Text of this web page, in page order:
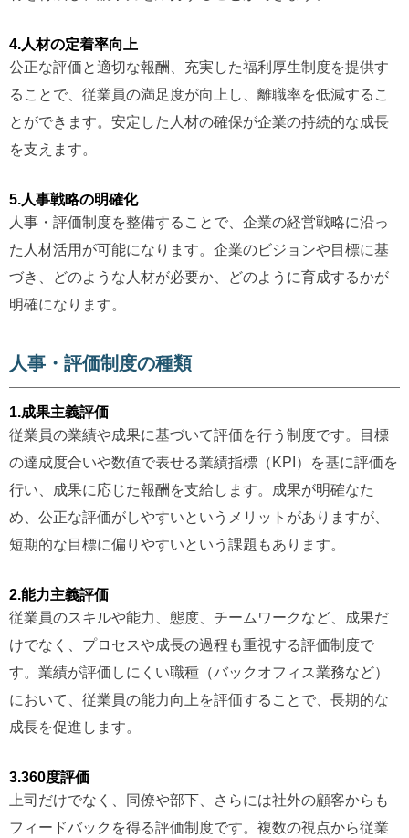
4.人材の定着率向上
公正な評価と適切な報酬、充実した福利厚生制度を提供す
ることで、従業員の満足度が向上し、離職率を低減するこ
とができます。安定した人材の確保が企業の持続的な成長
を支えます。
5.人事戦略の明確化
人事・評価制度を整備することで、企業の経営戦略に沿っ
た人材活用が可能になります。企業のビジョンや目標に基
づき、どのような人材が必要か、どのように育成するかが
明確になります。
人事・評価制度の種類
1.成果主義評価
従業員の業績や成果に基づいて評価を行う制度です。目標
の達成度合いや数値で表せる業績指標（KPI）を基に評価を
行い、成果に応じた報酬を支給します。成果が明確なた
め、公正な評価がしやすいというメリットがありますが、
短期的な目標に偏りやすいという課題もあります。
2.能力主義評価
従業員のスキルや能力、態度、チームワークなど、成果だ
けでなく、プロセスや成長の過程も重視する評価制度で
す。業績が評価しにくい職種（バックオフィス業務など）
において、従業員の能力向上を評価することで、長期的な
成長を促進します。
3.360度評価
上司だけでなく、同僚や部下、さらには社外の顧客からも
フィードバックを得る評価制度です。複数の視点から従業